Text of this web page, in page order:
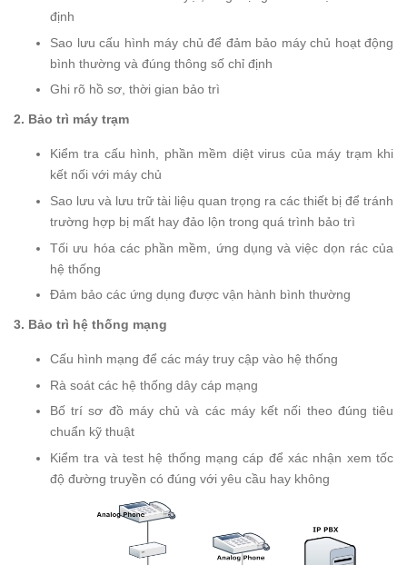
định
Sao lưu cấu hình máy chủ để đảm bảo máy chủ hoạt động
bình thường và đúng thông số chỉ định
Ghi rõ hồ sơ, thời gian bảo trì
2. Bảo trì máy trạm
Kiểm tra cấu hình, phần mềm diệt virus của máy trạm khi
kết nối với máy chủ
Sao lưu và lưu trữ tài liệu quan trọng ra các thiết bị để tránh
trường hợp bị mất hay đảo lộn trong quá trình bảo trì
Tối ưu hóa các phần mềm, ứng dụng và việc dọn rác của
hệ thống
Đảm bảo các ứng dụng được vận hành bình thường
3. Bảo trì hệ thống mạng
Cấu hình mạng để các máy truy cập vào hệ thống
Rà soát các hệ thống dây cáp mạng
Bố trí sơ đồ máy chủ và các máy kết nối theo đúng tiêu
chuẩn kỹ thuật
Kiểm tra và test hệ thống mạng cáp để xác nhận xem tốc
độ đường truyền có đúng với yêu cầu hay không